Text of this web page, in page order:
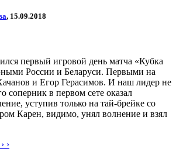
, 15.09.2018
первый игровой день матча «Кубка
России и Беларуси. Первыми на
и Егор Герасимов. И наш лидер не
соперник в первом сете оказал
уступив только на тай-брейке со
Карен, видимо, унял волнение и взял
›